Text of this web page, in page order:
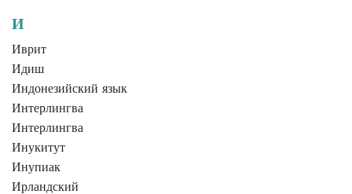
И
Иврит
Идиш
Индонезийский язык
Интерлингва
Интерлингва
Инукитут
Инупиак
Ирландский